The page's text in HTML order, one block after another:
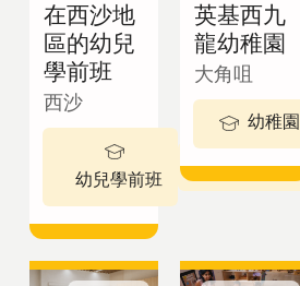
在西沙地
區的幼兒
學前班
西沙
幼兒學前班
2 - 3歲
英基西九
龍幼稚園
大角咀
幼稚園
我們的教學
方式
英基學校
招生